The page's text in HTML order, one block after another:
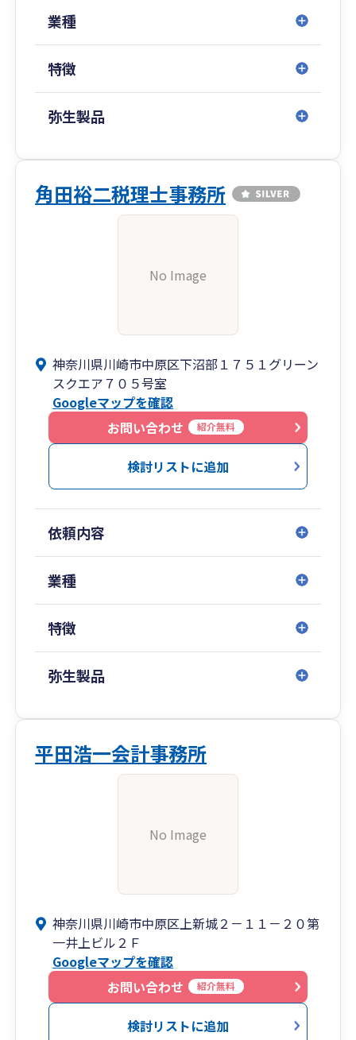
業種
特徴
弥生製品
角田裕二税理士事務所
No Image
神奈川県川崎市中原区下沼部１７５１グリーン
スクエア７０５号室
Googleマップを確認
お問い合わせ
紹介無料
検討リストに追加
依頼内容
業種
特徴
弥生製品
平田浩一会計事務所
No Image
神奈川県川崎市中原区上新城２－１１－２０第
一井上ビル２Ｆ
Googleマップを確認
お問い合わせ
紹介無料
検討リストに追加